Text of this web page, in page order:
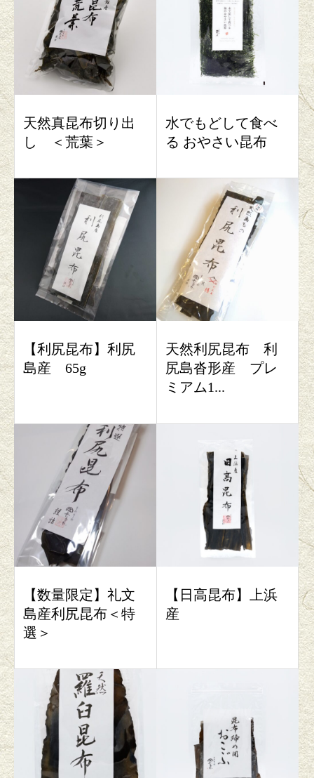
天然真昆布切り出
し ＜荒葉＞
水でもどして食べ
る おやさい昆布
【利尻昆布】利尻
島産 65g
天然利尻昆布 利
尻島沓形産 プレ
ミアム1...
【数量限定】礼文
島産利尻昆布＜特
選＞
【日高昆布】上浜
産